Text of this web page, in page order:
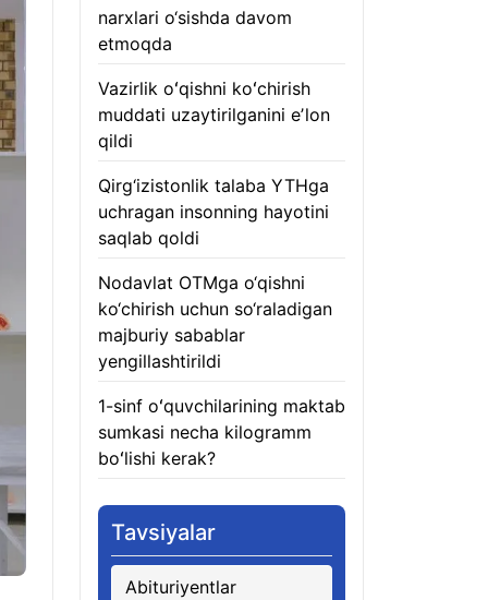
narxlari o‘sishda davom
etmoqda
Vazirlik oʻqishni koʻchirish
muddati uzaytirilganini eʼlon
qildi
Qirg‘izistonlik talaba YTHga
uchragan insonning hayotini
saqlab qoldi
Nodavlat OTMga o‘qishni
ko‘chirish uchun so‘raladigan
majburiy sabablar
yengillashtirildi
1-sinf oʻquvchilarining maktab
sumkasi necha kilogramm
boʻlishi kerak?
Tavsiyalar
Abituriyentlar